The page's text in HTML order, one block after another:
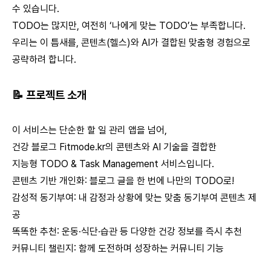
수 있습니다.
TODO는 많지만, 여전히 ‘나에게 맞는 TODO’는 부족합니다.
우리는 이 틈새를, 콘텐츠(헬스)와 AI가 결합된 맞춤형 경험으로
공략하려 합니다.
📝 프로젝트 소개
이 서비스는 단순한 할 일 관리 앱을 넘어,
건강 블로그 Fitmode.kr의 콘텐츠와 AI 기술을 결합한
지능형 TODO & Task Management 서비스입니다.
콘텐츠 기반 개인화: 블로그 글을 한 번에 나만의 TODO로!
감성적 동기부여 : 내 감정과 상황에 맞는 맞춤 동기부여 콘텐츠 제
공
똑똑한 추천: 운동·식단·습관 등 다양한 건강 정보를 즉시 추천
커뮤니티 챌린지: 함께 도전하며 성장하는 커뮤니티 기능